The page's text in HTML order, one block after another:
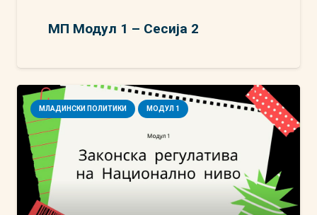
МП Модул 1 – Сесија 2
МЛАДИНСКИ ПОЛИТИКИ МОДУЛ 1